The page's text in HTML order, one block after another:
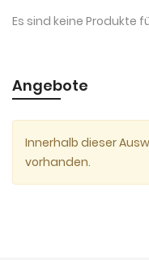
Es sind keine Produkte
Angebote
Innerhalb dieser
vorhanden.